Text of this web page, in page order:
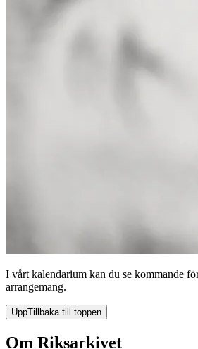
I vårt kalendarium kan du se kommande
arrangemang.
UppTillbaka till toppen
Om Riksarkivet